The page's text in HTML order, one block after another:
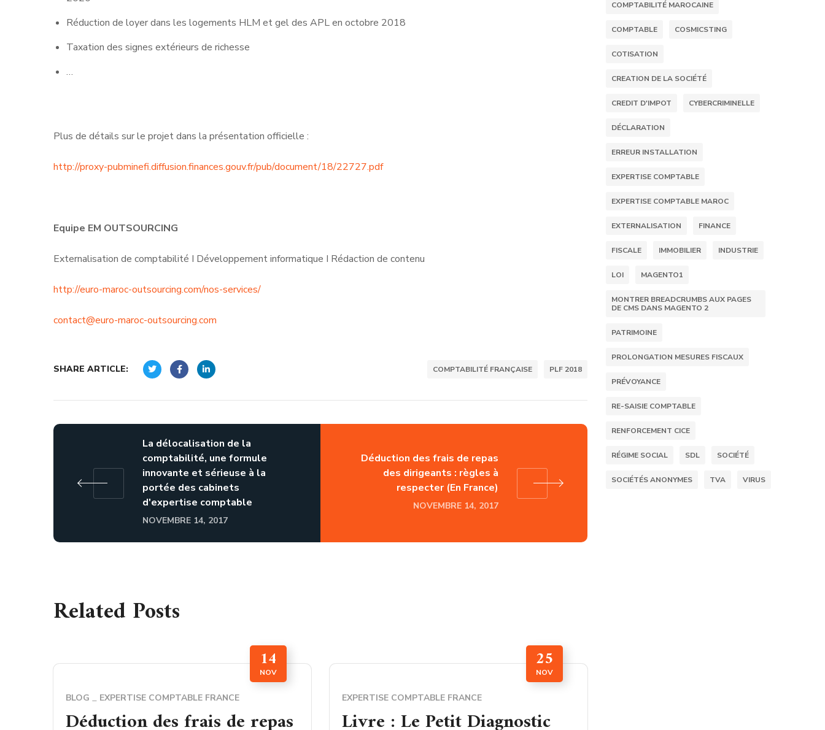
Réduction de loyer dans les logements HLM et gel des APL en octobre 2018
Taxation des signes extérieurs de richesse
…
Plus de détails sur le projet dans la présentation officielle :
http://proxy-pubminefi.diffusion.finances.gouv.fr/pub/document/18/22727.pdf
Equipe EM OUTSOURCING
Externalisation de comptabilité I Développement informatique I Rédaction de contenu
http://euro-maroc-outsourcing.com/nos-services/
contact@euro-maroc-outsourcing.com
SHARE ARTICLE: COMPTABILITÉ FRANÇAISE PLF 2018
La délocalisation de la
comptabilité, une formule
innovante et sérieuse à la
portée des cabinets
d'expertise comptable
NOVEMBRE 14, 2017
Déduction des frais de repas
des dirigeants : règles à
respecter (En France)
NOVEMBRE 14, 2017
Related Posts
14
NOV
BLOG EXPERTISE COMPTABLE FRANCE
Déduction des frais de repas
25
NOV
EXPERTISE COMPTABLE FRANCE
Livre : Le Petit Diagnostic
COMPTABILITÉ MAROCAINE
COMPTABLE COSMICSTING
COTISATION
CREATION DE LA SOCIÉTÉ
CREDIT D'IMPOT CYBERCRIMINELLE
DÉCLARATION
ERREUR INSTALLATION
EXPERTISE COMPTABLE
EXPERTISE COMPTABLE MAROC
EXTERNALISATION FINANCE
FISCALE IMMOBILIER INDUSTRIE
LOI MAGENTO1
MONTRER BREADCRUMBS AUX PAGES
DE CMS DANS MAGENTO 2
PATRIMOINE
PROLONGATION MESURES FISCAUX
PRÉVOYANCE
RE-SAISIE COMPTABLE
RENFORCEMENT CICE
RÉGIME SOCIAL SDL SOCIÉTÉ
SOCIÉTÉS ANONYMES TVA VIRUS